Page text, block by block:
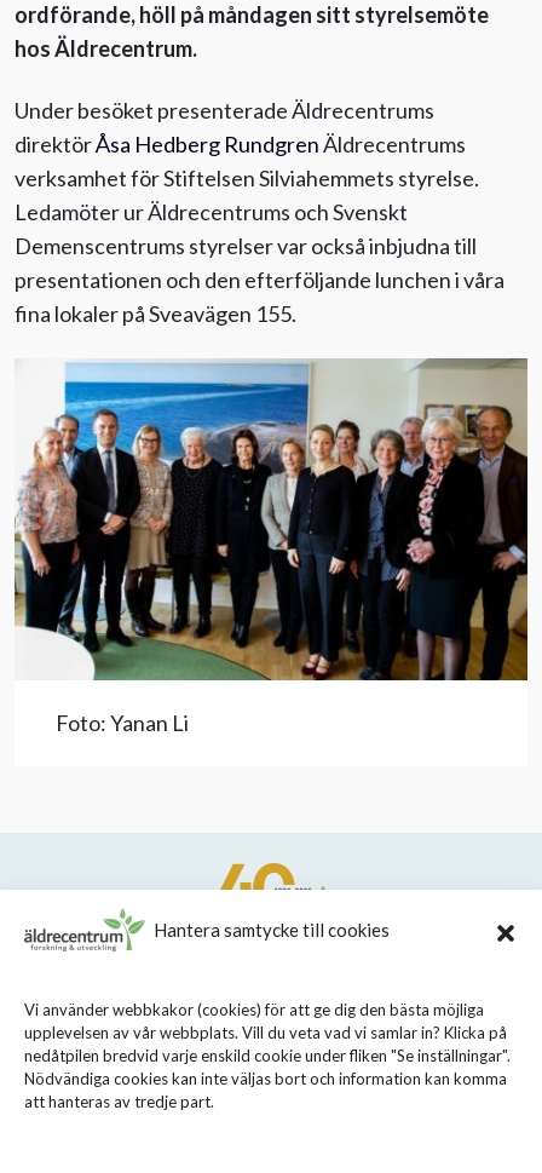
Hantera samtycke till cookies
Vi använder webbkakor (cookies) för att ge dig den bästa möjliga
upplevelsen av vår webbplats. Vill du veta vad vi samlar in? Klicka på
nedåtpilen bredvid varje enskild cookie under fliken "Se inställningar".
Nödvändiga cookies kan inte väljas bort och information kan komma
att hanteras av tredje part.
ordförande, höll på måndagen sitt styrelsemöte
hos Äldrecentrum.
Under besöket presenterade Äldrecentrums
direktörÅsa Hedberg RundgrenÄldrecentrums
verksamhet för Stiftelsen Silviahemmets styrelse.
Ledamöter ur Äldrecentrums och Svenskt
Demenscentrums styrelser var också inbjudna till
presentationen och den efterföljande lunchen i våra
fina lokaler på Sveavägen 155.
Foto: Yanan Li
Sveavägen 155, 113 46 Stockholm
08 - 690 58 00
info@aldrecentrum.se